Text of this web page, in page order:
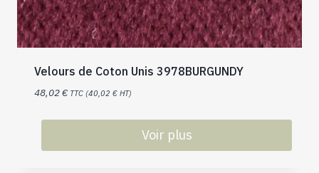
Velours de Coton Unis 3978BURGUNDY
48,02€ TTC (40,02 € HT)
Voir plus